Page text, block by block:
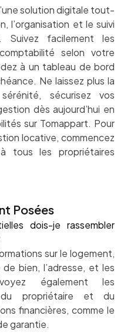
solution digitale tout-
l’organisation et le suivi
facilement les
selon votre
à un tableau de bord
Ne laissez plus la
sécurisez vos
dès aujourd’hui en
sur Tomappart. Pour
locative, commencez
tous les propriétaires
Posées
dois-je rassembler
sur le logement,
bien, l’adresse, et les
également les
du propriétaire et du
financières, comme le
garantie.